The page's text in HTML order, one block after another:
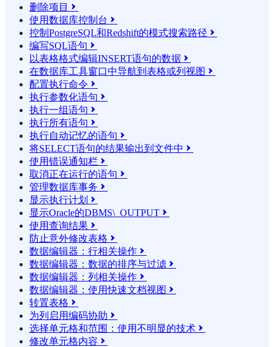
删除项目 
使用数据库控制台 
控制PostgreSQL和Redshift的模式搜索路径 
编写SQL语句 
以表格格式编辑INSERT语句的数据 
在数据库工具窗口中导航到表格或列视图 
配置执行命令 
执行参数化语句 
执行一组语句 
执行所有语句 
执行自动记忆的语句 
将SELECT语句的结果输​​出到文件中 
使用错误通知栏 
取消正在运行的语句 
管理数据库事务 
显示执行计划 
显示Oracle的DBMS\_OUTPUT 
使用查询结果 
防止意外修改表格 
数据编辑器：行相关操作 
数据编辑器：数据的排序与过滤 
数据编辑器：列相关操作 
数据编辑器：使用快速文档视图 
转置表格 
为列启用编码协助 
选择单元格和范围：使用不明显的技术 
修改单元格内容 